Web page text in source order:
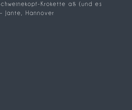
Krokette aß (und es
Jante, Hannover